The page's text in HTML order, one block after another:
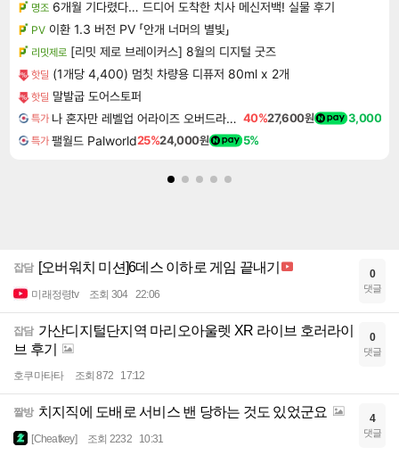
명조 6개월 기다렸다… 드디어 도착한 치사 메신저백! 실물 후기
PV 이환 1.3 버전 PV 「안개 너머의 별빛」
리밋제로 [리밋 제로 브레이커스] 8월의 디지털 굿즈
핫딜 (1개당 4,400) 멈칫 차량용 디퓨저 80ml x 2개
핫딜 말발굽 도어스토퍼
특가 나 혼자만 레벨업 어라이즈 오버드라이브 Solo Leveling Arise 40%27,600원 3,000
특가 팰월드 Palworld25%24,000원 5%
잡담 [오버워치 미션]6데스 이하로 게임 끝내기
미래정령tv 조회 304 22:06
0
댓글
잡담 가산디지털단지역 마리오아울렛 XR 라이브 호러라이
브 후기
호쿠마타타 조회 872 17:12
0
댓글
짤방 치지직에 도배로 서비스 밴 당하는 것도 있었군요
[Cheatkey] 조회 2232 10:31
4
댓글